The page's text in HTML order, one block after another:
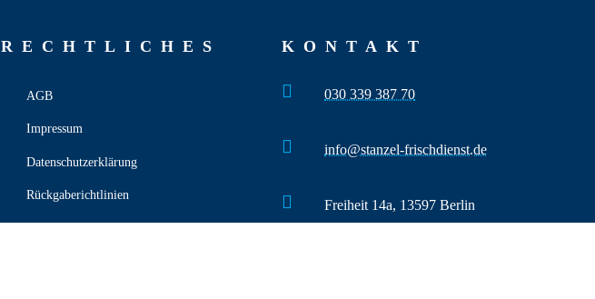
RECHT­LICHES
AGB
Impressum
Datenschutzerklärung
Rückgaberichtlinien
KONTAKT
 030 339 387 70
 info@stanzel-frischdienst.de
 Freiheit 14a, 13597 Berlin